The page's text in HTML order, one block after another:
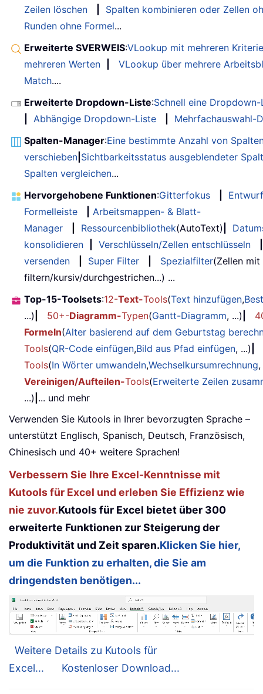
Zeilen löschen
Spalten kombinieren oder Zellen
Runden ohne Formel...
Erweiterte SVERWEIS:VLookup mit mehreren
mehreren Werten
VLookup über mehrere
Match....
Erweiterte Dropdown-Liste:Schnell eine
Abhängige Dropdown-Liste
Mehrfachauswahl-
Spalten-Manager:Eine bestimmte Anzahl von
verschieben Sichtbarkeitsstatus ausgeblendeter
Spalten vergleichen...
Hervorgehobene Funktionen:Gitterfokus
Entwurf
Formelleiste
Arbeitsmappen- & Blatt-
Manager
Ressourcenbibliothek(AutoText)
konsolidieren
Verschlüsseln/Zellen entschlüsseln
versenden
Super Filter Spezialfilter(Zellen
filtern/kursiv/durchgestrichen...) ...
Top-15-Toolsets:12-Text-Tools(Text hinzufügen,
...)
50+-Diagramm-Typen(Gantt-Diagramm, ...)
Formeln(Alter basierend auf dem Geburtstag
Tools(QR-Code einfügen,Bild aus Pfad einfügen, ...)
Tools(In Wörter umwandeln,Wechselkursumrechnung
Vereinigen/Aufteilen-Tools(Erweiterte Zeilen
...) ... und mehr
Verwenden Sie Kutools in Ihrer bevorzugten Sprache –
unterstützt Englisch, Spanisch, Deutsch, Französisch,
Chinesisch und 40+ weitere Sprachen!
Verbessern Sie Ihre Excel-Kenntnisse mit
Kutools für Excel und erleben Sie Effizienz wie
nie zuvor.Kutools für Excel bietet über 300
erweiterte Funktionen zur Steigerung der
Produktivität und Zeit sparen.Klicken Sie hier,
um die Funktion zu erhalten, die Sie am
dringendsten benötigen...
Weitere Details zu Kutools für
Excel...
Kostenloser Download...